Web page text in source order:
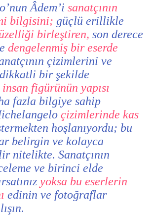
Âdem’i sanatçının
bilgisini; güçlü erillikle
birleştiren, son derece
dengelenmiş bir eserde
çizimlerini ve
bir şekilde
insan figürünün yapısı
fazla bilgiye sahip
çizimlerinde kas
hoşlanıyordu; bu
belirgin ve kolayca
nitelikte. Sanatçının
ve birinci elde
yoksa bu eserlerin
edinin ve fotoğraflar